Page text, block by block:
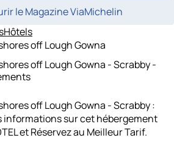
le Magazine ViaMichelin
Hôtels
off Lough Gowna
off Lough Gowna - Scrabby -
off Lough Gowna - Scrabby :
informations sur cet hébergement
et Réservez au Meilleur Tarif.